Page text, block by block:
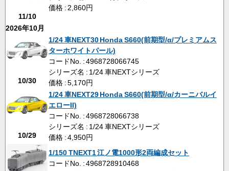
11/10
価格 : 2,860円
2026年10月
10/30
1/24 車NEXT30 Honda S660(前期型/α/プレミアムス
ターホワイトパール)
コードNo. : 4968728066745
シリーズ名 : 1/24 車NEXTシリーズ
価格 : 5,170円
10/29
1/24 車NEXT29 Honda S660(前期型/α/カーニバルイ
エローII)
コードNo. : 4968728066738
シリーズ名 : 1/24 車NEXTシリーズ
価格 : 4,950円
1/150 TNEXT1 江ノ電1000形2両編成セット
コードNo. : 4968728910468